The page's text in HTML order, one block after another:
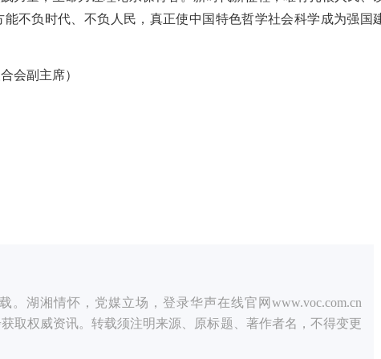
不负时代、不负人民，真正使中国特色哲学社会科学成为强国
会副主席）
。湖湘情怀，党媒立场，登录华声在线官网www.voc.com.cn
取权威资讯。转载须注明来源、原标题、著作者名，不得变更